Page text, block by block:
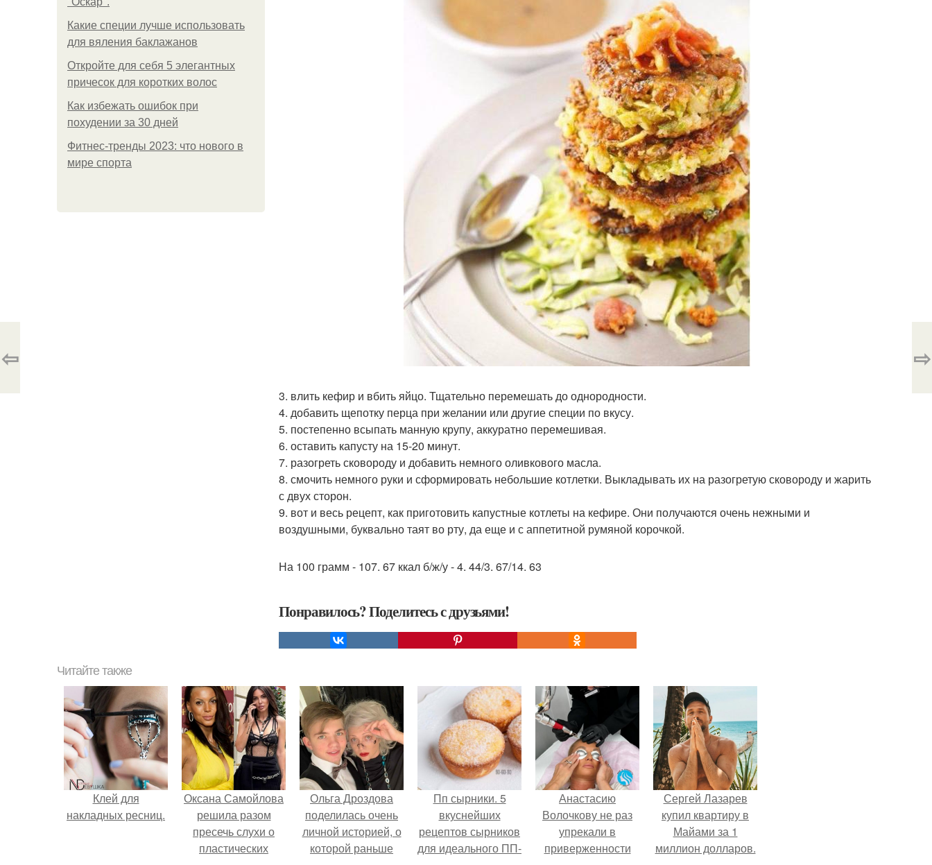
Какие специи лучше использовать
для вяления баклажанов
Откройте для себя 5 элегантных
причесок для коротких волос
Как избежать ошибок при
похудении за 30 дней
Фитнес-тренды 2023: что нового в
мире спорта
3. влить кефир и вбить яйцо. Тщательно перемешать до однородности.
4. добавить щепотку перца при желании или другие специи по вкусу.
5. постепенно всыпать манную крупу, аккуратно перемешивая.
6. оставить капусту на 15-20 минут.
7. разогреть сковороду и добавить немного оливкового масла.
8. смочить немного руки и сформировать небольшие котлетки. Выкладывать их на разогретую сковороду и жарить
с двух сторон.
9. вот и весь рецепт, как приготовить капустные котлеты на кефире. Они получаются очень нежными и
воздушными, буквально таят во рту, да еще и с аппетитной румяной корочкой.
На 100 грамм - 107. 67 ккал б/ж/у - 4. 44/3. 67/14. 63
Понравилось? Поделитесь с друзьями!
⇦ ⇨
Читайте также
Клей для
накладных ресниц.
Оксана Самойлова
решила разом
пресечь слухи о
пластических
Ольга Дроздова
поделилась очень
личной историей, о
которой раньше
Пп сырники. 5
вкуснейших
рецептов сырников
для идеального ПП-
Анастасию
Волочкову не раз
упрекали в
приверженности
Сергей Лазарев
купил квартиру в
Майами за 1
миллион долларов.